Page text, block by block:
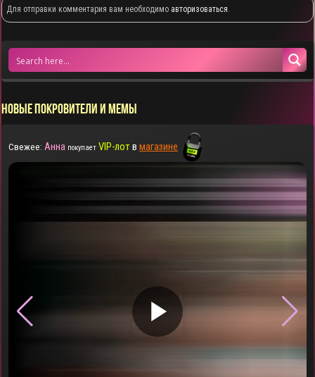
Для отправки комментария вам необходимо авторизоваться.
НОВЫЕ ПОКРОВИТЕЛИ И МЕМЫ
Свежее: Анна покупает VIP-лотвмагазине
▶